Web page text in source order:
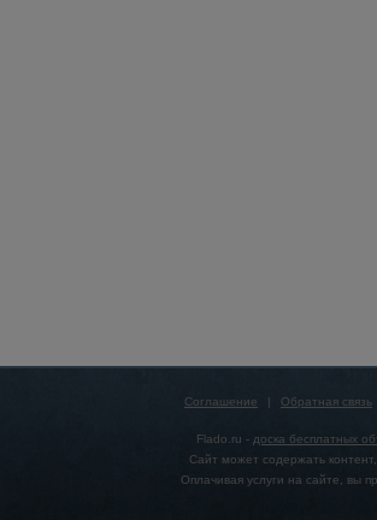
Соглашение | Обратная связь
Flado.ru - доска бесплатных
Сайт может содержать
Оплачивая услуги на сайте, вы